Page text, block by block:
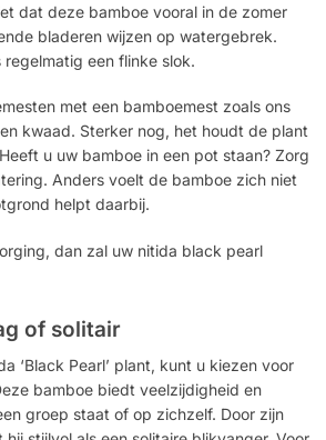
dat deze bamboe vooral in de zomer
bladeren wijzen op watergebrek.
een flinke slok.
met een bamboemest zoals ons
kwaad. Sterker nog, het houdt de plant
u uw bamboe in een pot staan? Zorg
Anders voelt de bamboe zich niet
helpt daarbij.
dan zal uw nitida black pearl
of solitair
‘Black Pearl’ plant, kunt u kiezen voor
bamboe biedt veelzijdigheid en
groep staat of op zichzelf. Door zijn